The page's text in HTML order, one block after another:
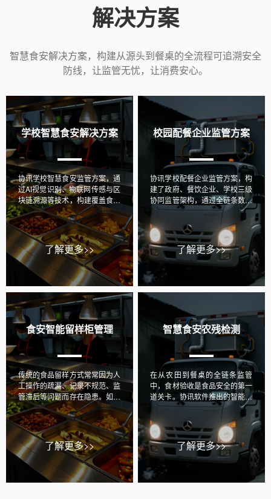
解决方案
智慧食安解决方案，构建从源头到餐桌的全流程可追溯安全
防线，让监管无忧，让消费安心。
学校智慧食安解决方案
协讯学校智慧食安监管方案，通
过AI视觉识别、物联网传感与区
块链溯源等技术，构建覆盖食材
采购、加工制作全流程的智能防
控体系，实现从被动处置到主动
预警的监管模式转变。
了解更多>>
校园配餐企业监管方案
协讯学校配餐企业监管方案，构
建了政府、餐饮企业、学校三级
协同监管架构，通过全链条数字
化管控，覆盖从食材溯源、加工
制作到备餐配送的关键环节，并
运用物联网与区块链溯源等技术
实现透明化管理，旨在系统化保
障校园餐食安全。
了解更多>>
食安智能留样柜管理
传统的食品留样方式常常因为人
工操作的疏漏、记录不规范、监
管滞后等问题而存在隐患。如今
智能留样柜管理系统让留样过程
变得自动化、数字化和智能化，
极大地提升了食品安全保障能
力。
了解更多>>
智慧食安农残检测
在从农田到餐桌的全链条监管
中，食材验收是食品安全的第一
道关卡。协讯软件推出的智能食
材验收系统，通过搭载高精度食
品快检仪与物联网技术，实现
200余项安全指标的快速检测，
将农残、兽药残留等风险扼杀在
入库环节，为学校、政府机关、
企事业单位构建起可信的食安屏
障。
了解更多>>